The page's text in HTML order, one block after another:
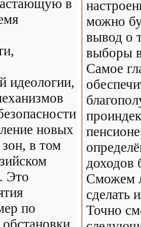
в
идеологии,
новых
в том
Это
по
можно
вывод о
выборы
Самое
доходов
Сможем
сделать
Точно